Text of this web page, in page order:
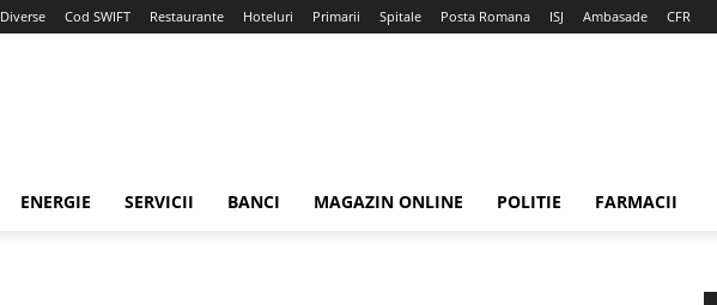
Diverse Cod SWIFT Restaurante Hoteluri Primarii Spitale Posta Romana ISJ Ambasade CFR
ENERGIE SERVICII BANCI MAGAZIN ONLINE POLITIE FARMACII